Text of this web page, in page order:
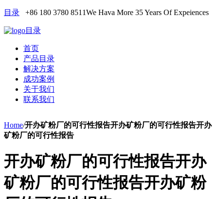
目录 +86 180 3780 8511We Hava More 35 Years Of Expeiences
目录
首页
产品目录
解决方案
成功案例
关于我们
联系我们
Home/开办矿粉厂的可行性报告开办矿粉厂的可行性报告开办
矿粉厂的可行性报告
开办矿粉厂的可行性报告开办
矿粉厂的可行性报告开办矿粉